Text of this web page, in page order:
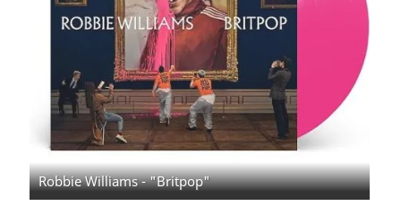
Robbie Williams - "Britpop"